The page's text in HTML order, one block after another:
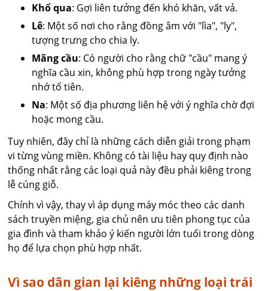
Khổ qua: Gợi liên tưởng đến khó khăn, vất vả.
Lê: Một số nơi cho rằng đồng âm với "lìa", "ly",
tượng trưng cho chia ly.
Mãng cầu: Có người cho rằng chữ "cầu" mang ý
nghĩa cầu xin, không phù hợp trong ngày tưởng
nhớ tổ tiên.
Na: Một số địa phương liên hệ với ý nghĩa chờ đợi
hoặc mong cầu.
Tuy nhiên, đây chỉ là những cách diễn giải trong phạm
vi từng vùng miền. Không có tài liệu hay quy định nào
thống nhất rằng các loại quả này đều phải kiêng trong
lễ cúng giỗ.
Chính vì vậy, thay vì áp dụng máy móc theo các danh
sách truyền miệng, gia chủ nên ưu tiên phong tục của
gia đình và tham khảo ý kiến người lớn tuổi trong dòng
họ để lựa chọn phù hợp nhất.
Vì sao dân gian lại kiêng những loại trái